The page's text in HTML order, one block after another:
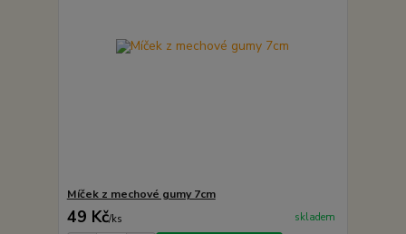
Míček z mechové gumy 7cm
49 Kč/ks skladem